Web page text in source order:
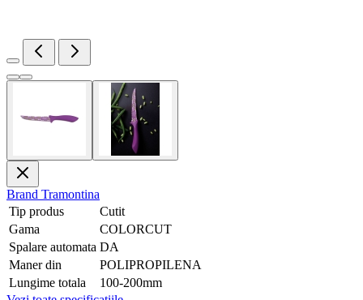
Brand Tramontina
Tip produs
Cutit
Gama
COLORCUT
Spalare automata DA
Maner din
POLIPROPILENA
Lungime totala
100-200mm